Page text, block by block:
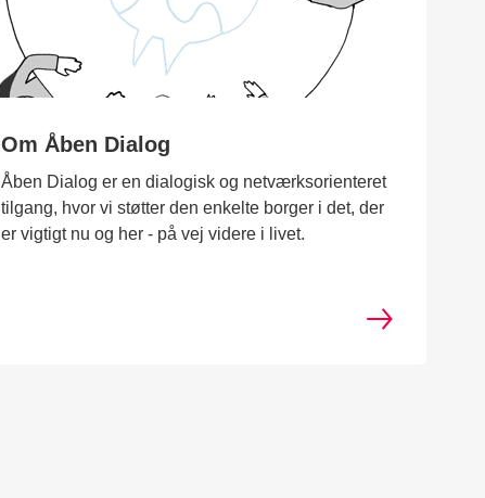
Om Åben Dialog
Åben Dialog er en dialogisk og netværksorienteret
tilgang, hvor vi støtter den enkelte borger i det, der
er vigtigt nu og her - på vej videre i livet.